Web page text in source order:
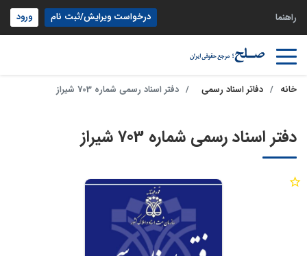
راهنما درخواست ویرایش/ثبت نام ورود
خانه دفاتر اسناد رسمی دفتر اسناد رسمی شماره 703 شیراز
دفتر اسناد رسمی شماره 703 شیراز